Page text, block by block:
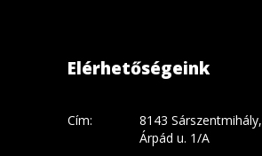
Elérhetőségeink
Cím:
8143 Sárszentmihály,
Árpád u. 1/A